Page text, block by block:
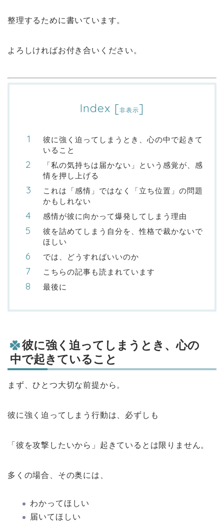
整理するために書いています。
よろしければお付き合いください。
Index [非表示]
彼に強く迫ってしまうとき、心の中で起きて
いること
「私の気持ちは届かない」という感覚が、感
情を押し上げる
これは「感情」ではなく「立ち位置」の問題
かもしれない
感情が彼に向かって爆発してしまう理由
彼を詰めてしまう自分を、性格で裁かないで
ほしい
では、どうすればいいのか
こちらの記事も読まれています
最後に
彼に強く迫ってしまうとき、心の
中で起きていること
まず、ひとつ大切な前提から。
彼に強く迫ってしまう行動は、必ずしも
「彼を攻撃したいから」起きているとは限りません。
多くの場合、その奥には、
わかってほしい
届いてほしい